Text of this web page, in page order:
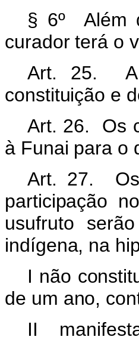
§ 6º Além
curador terá o
Art. 25. A
constituição e
Art. 26. Os
à Funai para o
Art. 27. Os
participação
usufruto
indígena, na
I não
de um ano,
II